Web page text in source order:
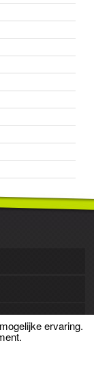
ervaring.